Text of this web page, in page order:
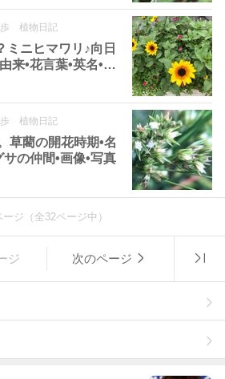
歩 植物日記
ミニヒマワリ♪向日
来•花言葉•英名•小
歩 植物日記
草藺の開花時期•名
の仲間•画像•写真
ジ（全32ページ中）
ジ 次のページ